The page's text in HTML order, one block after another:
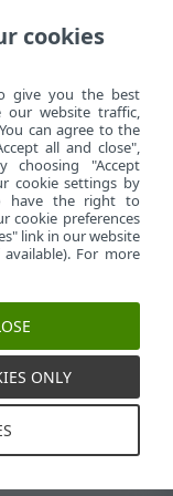
Antivirus>
管理 Cookie
cookies
give you the best
our website traffic,
can agree to the
all and close",
choosing "Accept
cookie settings by
have the right to
cookie preferences
link in our website
For more
ONLY